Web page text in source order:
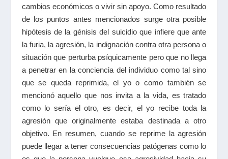
cambios económicos o vivir sin apoyo. Como resultado
de los puntos antes mencionados surge otra posible
hipótesis de la génisis del suicidio que infiere que ante
la furia, la agresión, la indignación contra otra persona o
situación que perturba psíquicamente pero que no llega
a penetrar en la conciencia del individuo como tal sino
que se queda reprimida, el yo o como también se
mencionó aquello que nos invita a la vida, es tratado
como lo sería el otro, es decir, el yo recibe toda la
agresión que originalmente estaba destinada a otro
objetivo. En resumen, cuando se reprime la agresión
puede llegar a tener consecuencias patógenas como lo